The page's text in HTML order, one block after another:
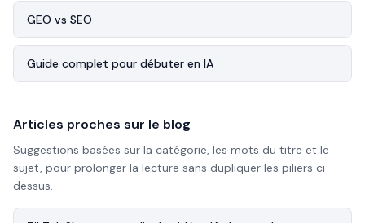
GEO vs SEO
Guide complet pour débuter en IA
Articles proches sur le blog
Suggestions basées sur la catégorie, les mots du titre et le
sujet, pour prolonger la lecture sans dupliquer les piliers ci-
dessus.